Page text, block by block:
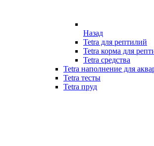
Назад
Tetra для рептилий
Tetra корма для
Tetra средства
Tetra наполнение для
Tetra тесты
Tetra пруд